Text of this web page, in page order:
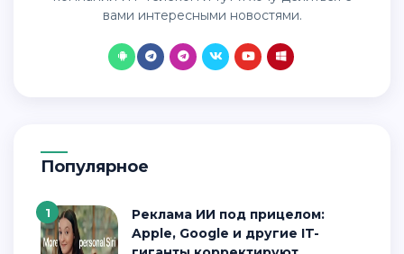
вами интересными новостями.
Популярное
1
Реклама ИИ под прицелом:
Apple, Google и другие IT-